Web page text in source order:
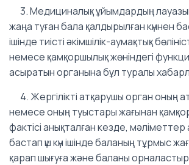
3. Медициналық ұйымдардың
жаңа туған бала қалдырылған күннен
ішінде тиісті әкімшілік-аумақтық
немесе қамқоршылық жөніндегі
асыратын органына бұл туралы
4. Жергілікті атқарушы орган оның
немесе оның туыстары жағынан
фактісі анықталған кезде, мәліметтер
бастап үш күн ішінде баланың тұрмыс
қарап шығуға және баланы